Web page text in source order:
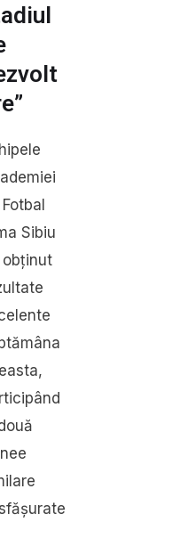
Sibiu
obținut